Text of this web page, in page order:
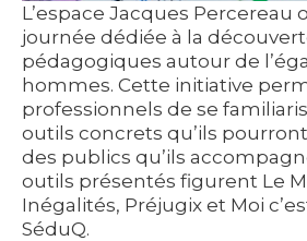
L’espace Jacques Percereau
journée dédiée à la
pédagogiques autour de
hommes. Cette initiative
professionnels de se
outils concrets qu’ils
des publics qu’ils
outils présentés figurent Le
Inégalités, Préjugix et Moi
SéduQ.